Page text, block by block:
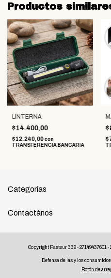
Productos
LINTERNA
$14.400,00
$12.240,00con
TRANSFERENCIA BANCARIA
Categorías
Contactános
Copyright Pasteur 339 - 27149437601
Defensa de las y los
Botón de